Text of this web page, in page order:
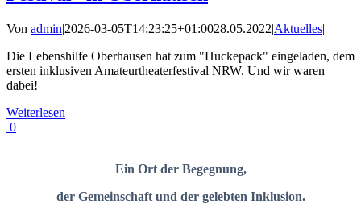
Von admin|2026-03-05T14:23:25+01:0028.05.2022|Aktuelles|
Die Lebenshilfe Oberhausen hat zum "Huckepack" eingeladen, dem
ersten inklusiven Amateurtheaterfestival NRW. Und wir waren
dabei!
Weiterlesen
0
Ein Ort der Begegnung,
der Gemeinschaft und der gelebten Inklusion.